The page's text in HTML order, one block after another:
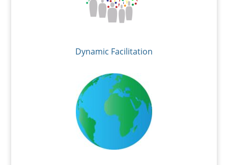
Dynamic Facilitation